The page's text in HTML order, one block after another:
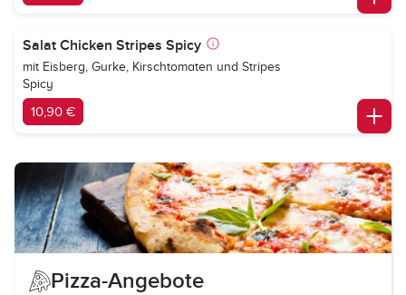
Salat Chicken Stripes Spicy
mit Eisberg, Gurke, Kirschtomaten und Stripes
Spicy
10,90 €
Pizza-Angebote